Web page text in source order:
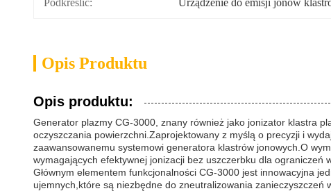
Podkreślić: Urządzenie do emisji jonów
Opis Produktu
Opis produktu:
Generator plazmy CG-3000, znany również jako jonizator klastra
oczyszczania powierzchni.Zaprojektowany z myślą o precyzji i
zaawansowanemu systemowi generatora klastrów jonowych.O
wymagających efektywnej jonizacji bez uszczerbku dla ograniczeń
Głównym elementem funkcjonalności CG-3000 jest innowacyjna
ujemnych,które są niezbędne do zneutralizowania